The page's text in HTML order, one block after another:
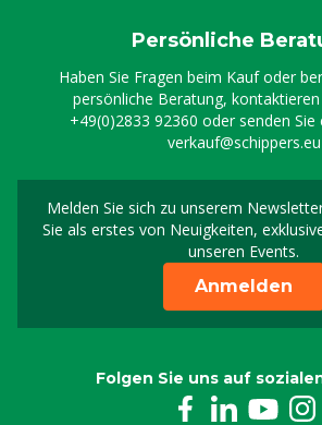
Persönliche
Haben Sie Fragen beim Kauf oder
persönliche Beratung,
+49(0)2833 92360 oder senden Sie
verkauf@schippers.eu
Melden Sie sich zu unserem
Sie als erstes von Neuigkeiten,
unseren Events.
Anmelden
Folgen Sie uns auf